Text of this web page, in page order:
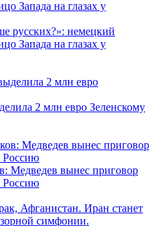
русских?»: немецкий
Запада на глазах у
2 млн евро Зеленскому
Медведев вынес приговор
Россию